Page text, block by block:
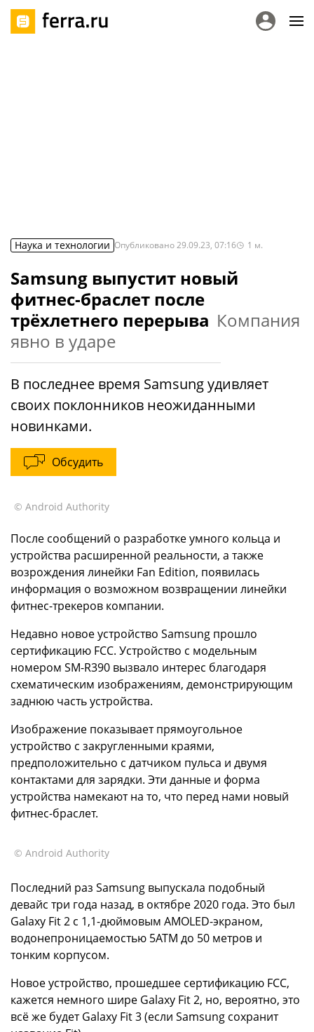
Наука и технологии Опубликовано29.09.23, 07:16 1 м.
Samsung выпустит новый
фитнес-браслет после
трёхлетнего перерыва Компания
явно в ударе
В последнее время Samsung удивляет
своих поклонников неожиданными
новинками.
Обсудить
© Android Authority
После сообщений о разработке умного кольца и
устройства расширенной реальности, а также
возрождения линейки Fan Edition, появилась
информация о возможном возвращении линейки
фитнес-трекеров компании.
Недавно новое устройство Samsung прошло
сертификацию FCC. Устройство с модельным
номером SM-R390 вызвало интерес благодаря
схематическим изображениям, демонстрирующим
заднюю часть устройства.
Изображение показывает прямоугольное
устройство с закругленными краями,
предположительно с датчиком пульса и двумя
контактами для зарядки. Эти данные и форма
устройства намекают на то, что перед нами новый
фитнес-браслет.
© Android Authority
Последний раз Samsung выпускала подобный
девайс три года назад, в октябре 2020 года. Это был
Galaxy Fit 2 с 1,1-дюймовым AMOLED-экраном,
водонепроницаемостью 5ATM до 50 метров и
тонким корпусом.
Новое устройство, прошедшее сертификацию FCC,
кажется немного шире Galaxy Fit 2, но, вероятно, это
всё же будет Galaxy Fit 3 (если Samsung сохранит